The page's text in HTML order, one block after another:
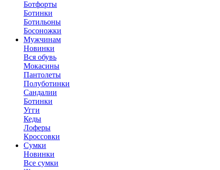
Ботфорты
Ботинки
Ботильоны
Босоножки
Мужчинам
Новинки
Вся обувь
Мокасины
Пантолеты
Полуботинки
Сандалии
Ботинки
Угги
Кеды
Лоферы
Кроссовки
Сумки
Новинки
Все сумки